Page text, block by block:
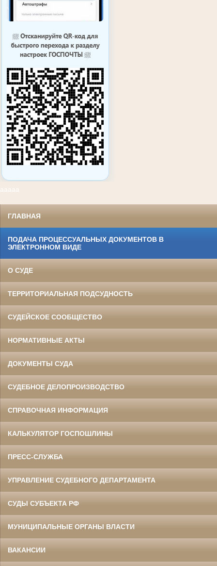
ааааа
ГЛАВНАЯ
ПОДАЧА ПРОЦЕССУАЛЬНЫХ ДОКУМЕНТОВ В
ЭЛЕКТРОННОМ ВИДЕ
О СУДЕ
ТЕРРИТОРИАЛЬНАЯ ПОДСУДНОСТЬ
СУДЕЙСКОЕ СООБЩЕСТВО
НОРМАТИВНЫЕ АКТЫ
ДОКУМЕНТЫ СУДА
СУДЕБНОЕ ДЕЛОПРОИЗВОДСТВО
СПРАВОЧНАЯ ИНФОРМАЦИЯ
КАЛЬКУЛЯТОР ГОСПОШЛИНЫ
ПРЕСС-СЛУЖБА
УПРАВЛЕНИЕ СУДЕБНОГО ДЕПАРТАМЕНТА
СУДЫ СУБЪЕКТА РФ
МУНИЦИПАЛЬНЫЕ ОРГАНЫ ВЛАСТИ
ВАКАНСИИ